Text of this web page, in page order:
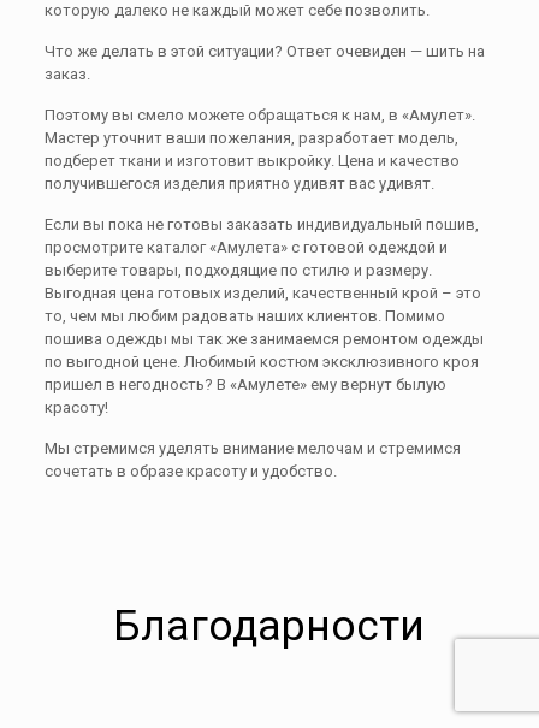
которую далеко не каждый может себе позволить.
Что же делать в этой ситуации? Ответ очевиден — шить на
заказ.
Поэтому вы смело можете обращаться к нам, в «Амулет».
Мастер уточнит ваши пожелания, разработает модель,
подберет ткани и изготовит выкройку. Цена и качество
получившегося изделия приятно удивят вас удивят.
Если вы пока не готовы заказать индивидуальный пошив,
просмотрите каталог «Амулета» с готовой одеждой и
выберите товары, подходящие по стилю и размеру.
Выгодная цена готовых изделий, качественный крой – это
то, чем мы любим радовать наших клиентов. Помимо
пошива одежды мы так же занимаемся ремонтом одежды
по выгодной цене. Любимый костюм эксклюзивного кроя
пришел в негодность? В «Амулете» ему вернут былую
красоту!
Мы стремимся уделять внимание мелочам и стремимся
сочетать в образе красоту и удобство.
Благодарности